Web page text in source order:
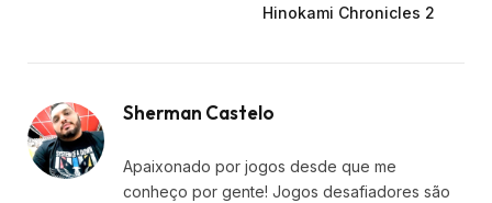
Hinokami Chronicles 2
Sherman Castelo
Apaixonado por jogos desde que me
conheço por gente! Jogos desafiadores são